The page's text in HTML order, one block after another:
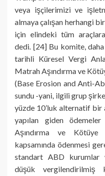
veya işçilerimizi ve
almaya çalışan herhangi
için elindeki tüm araçlara
dedi. [24] Bu komite,
tarihli Küresel Vergi
Matrah Aşındırma ve
(Base Erosion and Anti-
sundu -yani, ilgili grup
yüzde 10’luk alternatif
yapılan giden
Aşındırma ve Kötüye
kapsamında ödenmesi
standart ABD kurumlar
düşük vergilendirilmiş